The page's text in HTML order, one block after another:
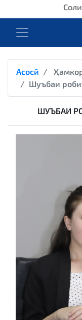
Асосӣ
Шуъбаи
ШУЪБАИ